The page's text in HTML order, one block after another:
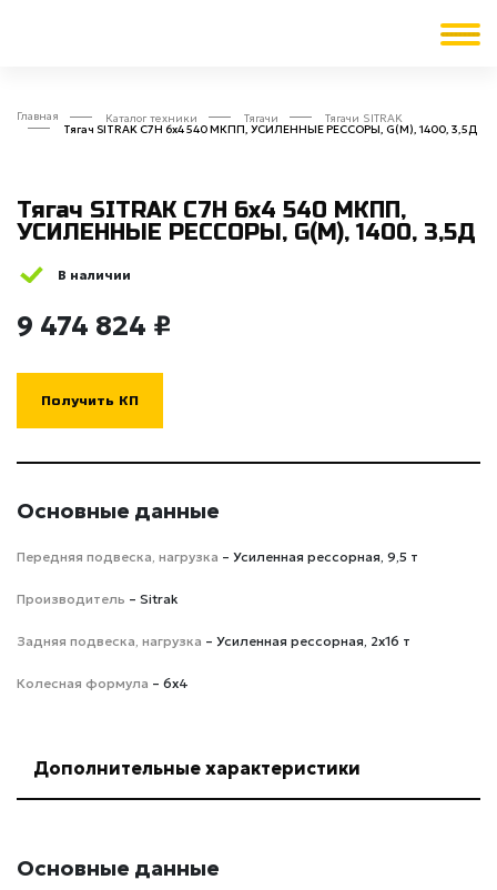
Главная Каталог техники Тягачи Тягачи SITRAK
Тягач SITRAK C7H 6x4 540 МКПП, УСИЛЕННЫЕ РЕССОРЫ, G(М), 1400, 3,5Д
Тягач SITRAK C7H 6x4 540 МКПП,
УСИЛЕННЫЕ РЕССОРЫ, G(М), 1400, 3,5Д
В наличии
9 474 824 ₽
Получить КП
Основные данные
Передняя подвеска, нагрузка – Усиленная рессорная, 9,5 т
Производитель – Sitrak
Задняя подвеска, нагрузка – Усиленная рессорная, 2x16 т
Колесная формула – 6х4
Дополнительные характеристики
Основные данные